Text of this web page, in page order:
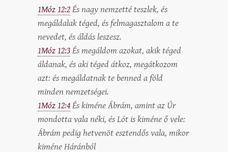
1Móz 12:2És nagy nemzetté teszlek, és
megáldalak téged, és felmagasztalom a te
nevedet, és áldás leszesz.
1Móz 12:3És megáldom azokat, akik téged
áldanak, és aki téged átkoz, megátkozom
azt: és megáldatnak te benned a föld
minden nemzetségei.
1Móz 12:4És kiméne Ábrám, amint az Úr
mondotta vala néki, és Lót is kiméne ő vele:
Ábrám pedig hetvenöt esztendős vala, mikor
kiméne Háránból